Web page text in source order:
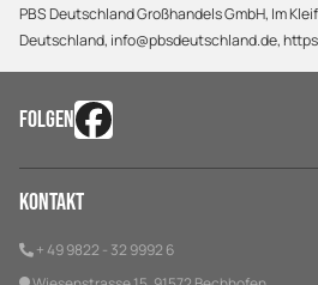
PBS Deutschland Großhandels GmbH, Im
Deutschland, info@pbsdeutschland.de,
FOLGEN
Kontakt
+ 49 9822 - 32 9992 6